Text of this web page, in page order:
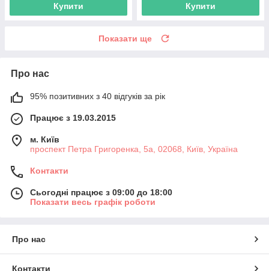
Купити Купити
Показати ще
Про нас
95% позитивних з 40 відгуків за рік
Працює з 19.03.2015
м. Київ
проспект Петра Григоренка, 5а, 02068, Київ, Україна
Контакти
Сьогодні працює з 09:00 до 18:00
Показати весь графік роботи
Про нас
Контакти